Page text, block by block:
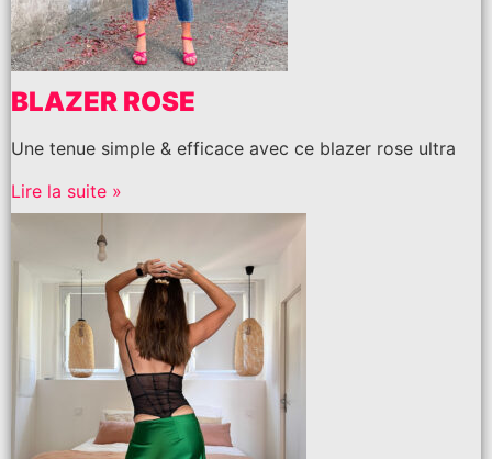
BLAZER ROSE
Une tenue simple & efficace avec ce blazer rose ultra
Lire la suite »